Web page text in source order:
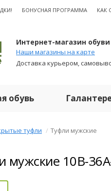
БОНУСНАЯ ПРОГРАММА КАК
Интернет-магазин
Наши магазины на карте
Доставка курьером,
обувь
туфли Туфли мужские
мужские 10B-